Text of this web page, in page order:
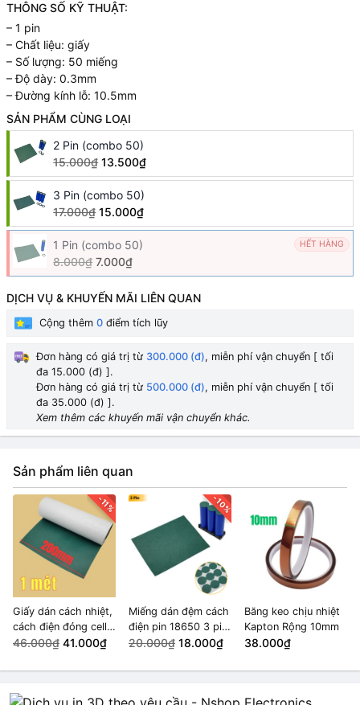
THÔNG SỐ KỸ THUẬT:
– 1 pin
– Chất liệu: giấy
– Số lượng: 50 miếng
– Độ dày: 0.3mm
– Đường kính lỗ: 10.5mm
SẢN PHẨM CÙNG LOẠI
2 Pin (combo 50)
15.000₫ 13.500₫
3 Pin (combo 50)
17.000₫ 15.000₫
1 Pin (combo 50) HẾT HÀNG
8.000₫ 7.000₫
DỊCH VỤ & KHUYẾN MÃI LIÊN QUAN
Cộng thêm 0 điểm tích lũy
Đơn hàng có giá trị từ 300.000 (đ), miễn phí vận chuyển [ tối
đa 15.000 (đ) ].
Đơn hàng có giá trị từ 500.000 (đ), miễn phí vận chuyển [ tối
đa 35.000 (đ) ].
Xem thêm các khuyến mãi vận chuyển khác.
Sản phẩm liên quan
-11%
Giấy dán cách nhiệt,
cách điện đóng cell
pin Rộng 200mm
46.000₫ 41.000₫
-10%
Miếng dán đệm cách
điện pin 18650 3 pin
(combo 50)
20.000₫ 18.000₫
Băng keo chịu nhiệt
Kapton Rộng 10mm
38.000₫